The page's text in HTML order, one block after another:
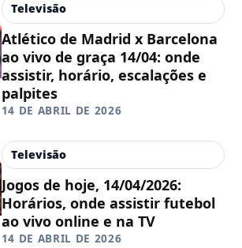
Televisão
Atlético de Madrid x Barcelona
ao vivo de graça 14/04: onde
assistir, horário, escalações e
palpites
14 DE ABRIL DE 2026
Televisão
Jogos de hoje, 14/04/2026:
Horários, onde assistir futebol
ao vivo online e na TV
14 DE ABRIL DE 2026